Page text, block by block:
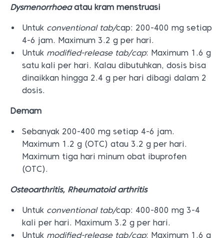
Dysmenorrhoeaatau kram menstruasi
Untuk conventional tab/cap: 200-400 mg setiap
4-6 jam. Maximum 3.2 g per hari.
Untuk modified-release tab/cap: Maximum 1.6 g
satu kali per hari. Kalau dibutuhkan, dosis bisa
dinaikkan hingga 2.4 g per hari dibagi dalam 2
dosis.
Demam
Sebanyak 200-400 mg setiap 4-6 jam.
Maximum 1.2 g (OTC) atau 3.2 g per hari.
Maximum tiga hari minum obat ibuprofen
(OTC).
Osteoarthritis, Rheumatoid arthritis
Untuk conventional tab/cap: 400-800 mg 3-4
kali per hari. Maximum 3.2 g per hari.
Untuk modified-release tab/cap: Maximum 1.6 g